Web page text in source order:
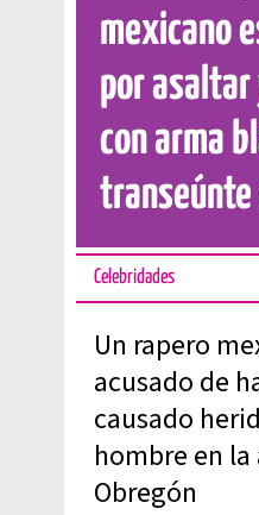
mexicano
por
con arma
transeúnte
Celebridades
Un rapero
acusado de
causado
hombre en
Obregón